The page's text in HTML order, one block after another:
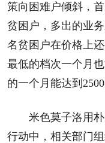
策向困难户倾斜，
贫困户，多出的业
名贫困户在价格上
最低的档次一个月
的一个月能达到2500
米色莫子洛用
行动中，相关部门